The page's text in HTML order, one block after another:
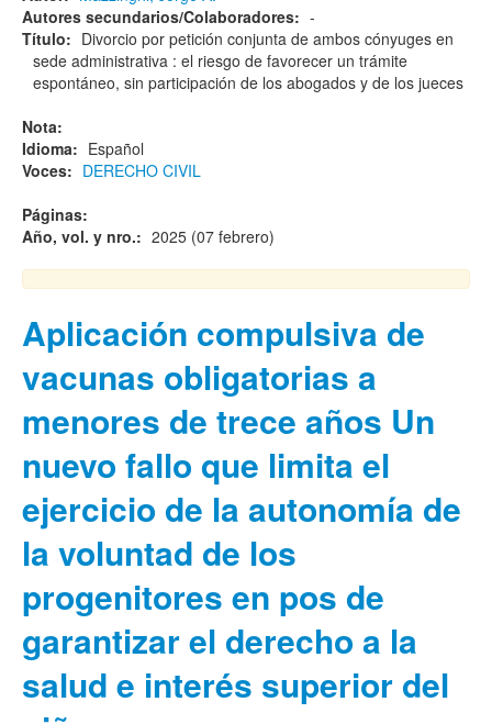
Autores secundarios/Colaboradores: -
Título: Divorcio por petición conjunta de ambos cónyuges en
sede administrativa : el riesgo de favorecer un trámite
espontáneo, sin participación de los abogados y de los jueces
Nota:
Idioma: Español
Voces: DERECHO CIVIL
Páginas:
Año, vol. y nro.: 2025 (07 febrero)
Aplicación compulsiva de
vacunas obligatorias a
menores de trece años Un
nuevo fallo que limita el
ejercicio de la autonomía de
la voluntad de los
progenitores en pos de
garantizar el derecho a la
salud e interés superior del